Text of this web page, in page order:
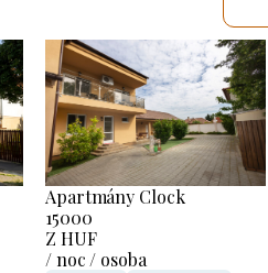
Apartmány Clock
15000
Z HUF
/ noc / osoba